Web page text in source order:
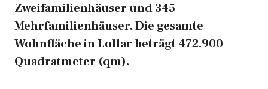
Zweifamilienhäuser und 345
Mehrfamilienhäuser. Die gesamte
Wohnfläche in Lollar beträgt 472.900
Quadratmeter (qm).